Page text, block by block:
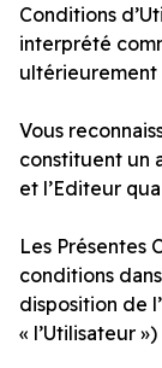
Conditions
interprété
ultérieurement
Vous
constituent un
et l’Editeur
Les Présentes
conditions
disposition de
« l’Utilisateur